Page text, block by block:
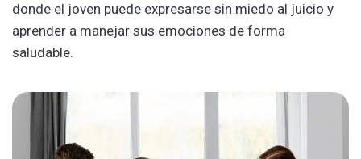
donde el joven puede expresarse sin miedo al juicio y
aprender a manejar sus emociones de forma
saludable.